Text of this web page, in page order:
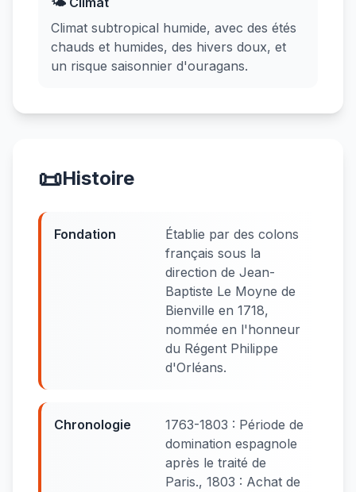
Climat subtropical humide, avec des étés
chauds et humides, des hivers doux, et
un risque saisonnier d'ouragans.
📜Histoire
Fondation
Établie par des colons
français sous la
direction de Jean-
Baptiste Le Moyne de
Bienville en 1718,
nommée en l'honneur
du Régent Philippe
d'Orléans.
Chronologie
1763-1803 : Période de
domination espagnole
après le traité de
Paris., 1803 : Achat de